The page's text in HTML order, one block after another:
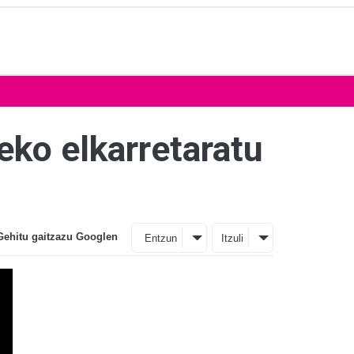
elkarretaratu
gaitzazu Googlen Entzun Itzuli